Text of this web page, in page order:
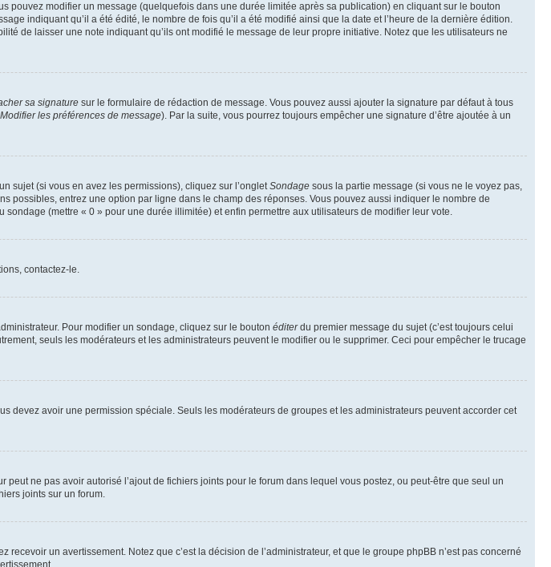
pouvez modifier un message (quelquefois dans une durée limitée après sa publication) en cliquant sur le bouton
indiquant qu’il a été édité, le nombre de fois qu’il a été modifié ainsi que la date et l’heure de la dernière édition.
de laisser une note indiquant qu’ils ont modifié le message de leur propre initiative. Notez que les utilisateurs ne
sa signature sur le formulaire de rédaction de message. Vous pouvez aussi ajouter la signature par défaut à tous
les préférences de message). Par la suite, vous pourrez toujours empêcher une signature d’être ajoutée à un
sujet (si vous en avez les permissions), cliquez sur l’ongletSondage sous la partie message (si vous ne le voyez pas,
possibles, entrez une option par ligne dans le champ des réponses. Vous pouvez aussi indiquer le nombre de
(mettre « 0 » pour une durée illimitée) et enfin permettre aux utilisateurs de modifier leur vote.
contactez-le.
Pour modifier un sondage, cliquez sur le bouton éditerdu premier message du sujet (c’est toujours celui
seuls les modérateurs et les administrateurs peuvent le modifier ou le supprimer. Ceci pour empêcher le trucage
devez avoir une permission spéciale. Seuls les modérateurs de groupes et les administrateurs peuvent accorder cet
ne pas avoir autorisé l’ajout de fichiers joints pour le forum dans lequel vous postez, ou peut-être que seul un
joints sur un forum.
un avertissement. Notez que c’est la décision de l’administrateur, et que le groupe phpBB n’est pas concerné